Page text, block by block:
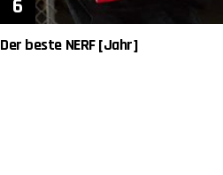
Der beste NERF [Jahr]